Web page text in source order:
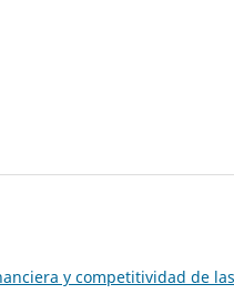
y competitividad de las